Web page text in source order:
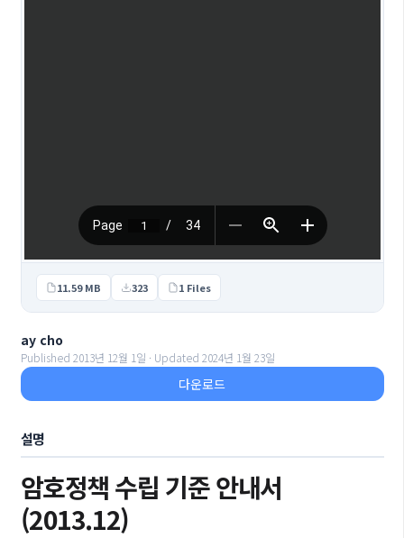
11.59 MB 323 1 Files
ay cho
Published 2013년 12월 1일 · Updated 2024년 1월 23일
다운로드
설명
암호정책 수립 기준 안내서
(2013.12)